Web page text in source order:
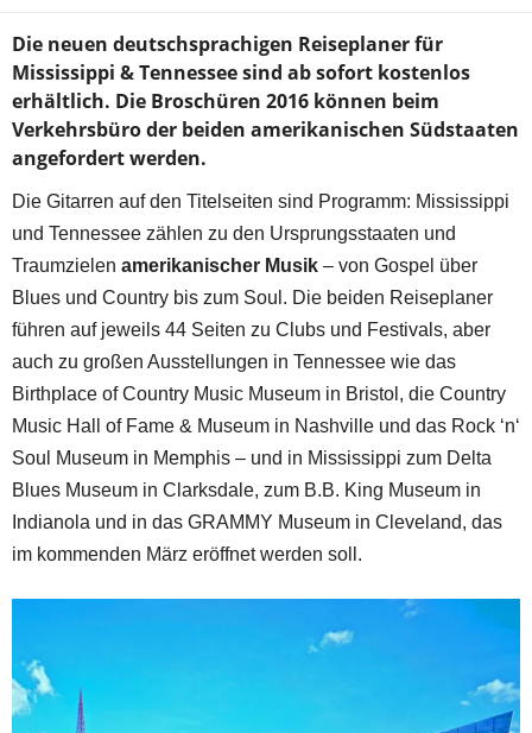
Die neuen deutschsprachigen Reiseplaner für
Mississippi & Tennessee sind ab sofort kostenlos
erhältlich. Die Broschüren 2016 können beim
Verkehrsbüro der beiden amerikanischen Südstaaten
angefordert werden.
Die Gitarren auf den Titelseiten sind Programm: Mississippi
und Tennessee zählen zu den Ursprungsstaaten und
Traumzielen amerikanischer Musik – von Gospel über
Blues und Country bis zum Soul. Die beiden Reiseplaner
führen auf jeweils 44 Seiten zu Clubs und Festivals, aber
auch zu großen Ausstellungen in Tennessee wie das
Birthplace of Country Music Museum in Bristol, die Country
Music Hall of Fame & Museum in Nashville und das Rock ‘n‘
Soul Museum in Memphis – und in Mississippi zum Delta
Blues Museum in Clarksdale, zum B.B. King Museum in
Indianola und in das GRAMMY Museum in Cleveland, das
im kommenden März eröffnet werden soll.